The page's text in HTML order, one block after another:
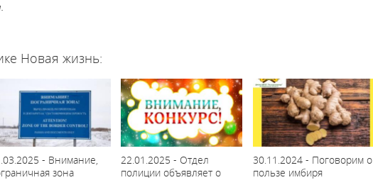
Новая жизнь:
- Внимание,
зона
22.01.2025 - Отдел
полиции объявляет о
30.11.2024 - Поговорим о
пользе имбиря